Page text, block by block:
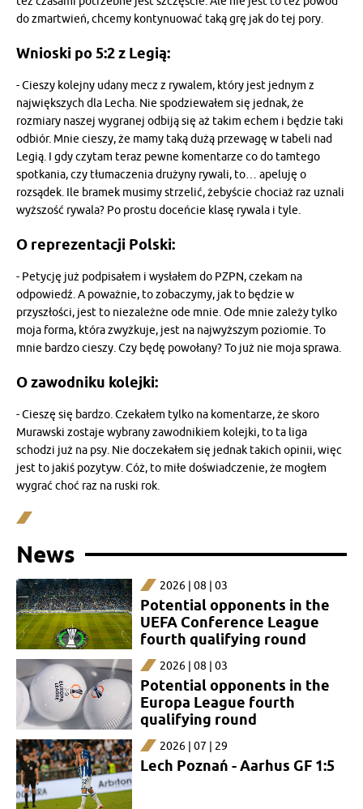
do zmartwień, chcemy kontynuować taką grę jak do tej pory.
Wnioski po 5:2 z Legią:
- Cieszy kolejny udany mecz z rywalem, który jest jednym z
największych dla Lecha. Nie spodziewałem się jednak, że
rozmiary naszej wygranej odbiją się aż takim echem i będzie taki
odbiór. Mnie cieszy, że mamy taką dużą przewagę w tabeli nad
Legią. I gdy czytam teraz pewne komentarze co do tamtego
spotkania, czy tłumaczenia drużyny rywali, to… apeluję o
rozsądek. Ile bramek musimy strzelić, żebyście chociaż raz uznali
wyższość rywala? Po prostu doceńcie klasę rywala i tyle.
O reprezentacji Polski:
- Petycję już podpisałem i wysłałem do PZPN, czekam na
odpowiedź. A poważnie, to zobaczymy, jak to będzie w
przyszłości, jest to niezależne ode mnie. Ode mnie zależy tylko
moja forma, która zwyżkuje, jest na najwyższym poziomie. To
mnie bardzo cieszy. Czy będę powołany? To już nie moja sprawa.
O zawodniku kolejki:
- Cieszę się bardzo. Czekałem tylko na komentarze, że skoro
Murawski zostaje wybrany zawodnikiem kolejki, to ta liga
schodzi już na psy. Nie doczekałem się jednak takich opinii, więc
jest to jakiś pozytyw. Cóż, to miłe doświadczenie, że mogłem
wygrać choć raz na ruski rok.
News
2026 | 08 | 03
Potential opponents in the
UEFA Conference League
fourth qualifying round
2026 | 08 | 03
Potential opponents in the
Europa League fourth
qualifying round
2026 | 07 | 29
Lech Poznań - Aarhus GF 1:5